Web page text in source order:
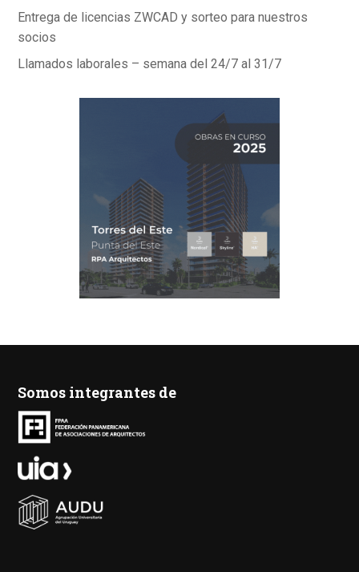
Entrega de licencias ZWCAD y sorteo para nuestros
socios
Llamados laborales – semana del 24/7 al 31/7
Somos integrantes de